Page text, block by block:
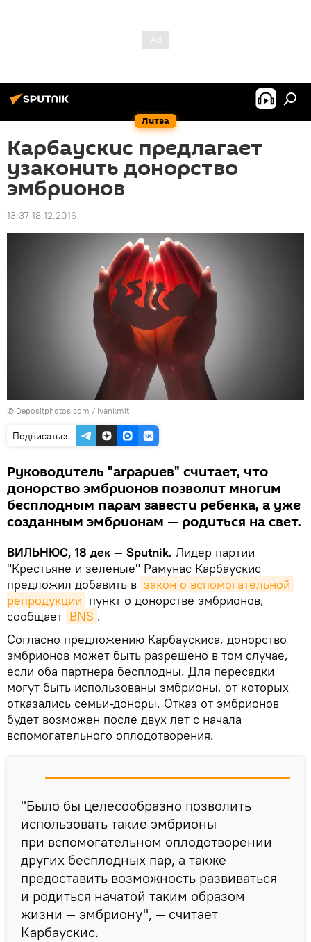
Литва
Карбаускис предлагает
узаконить донорство
эмбрионов
13:37 18.12.2016
© Depositphotos.com / Ivankmit
Подписаться
Руководитель "аграриев" считает, что
донорство эмбрионов позволит многим
бесплодным парам завести ребенка, а уже
созданным эмбрионам — родиться на свет.
ВИЛЬНЮС, 18 дек — Sputnik. Лидер партии
"Крестьяне и зеленые" Рамунас Карбаускис
предложил добавить в закон о вспомогательной
репродукции пункт о донорстве эмбрионов,
сообщает BNS .
Согласно предложению Карбаускиса, донорство
эмбрионов может быть разрешено в том случае,
если оба партнера бесплодны. Для пересадки
могут быть использованы эмбрионы, от которых
отказались семьи-доноры. Отказ от эмбрионов
будет возможен после двух лет с начала
вспомогательного оплодотворения.
"Было бы целесообразно позволить
использовать такие эмбрионы
при вспомогательном оплодотворении
других бесплодных пар, а также
предоставить возможность развиваться
и родиться начатой таким образом
жизни — эмбриону", — считает
Карбаускис.